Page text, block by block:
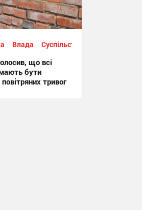
Влада Суспільство
що всі
бути
тривог